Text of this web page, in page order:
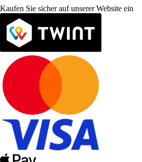
Kaufen Sie sicher auf unserer Website ein